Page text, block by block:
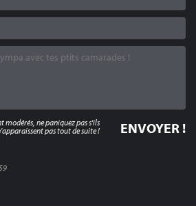
modérés, ne paniquez pas s'ils
pas tout de suite !